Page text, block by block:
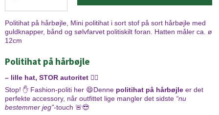
Politihat på hårbøjle, Mini politihat i sort stof på sort hårbøjle med
guldknapper, bånd og sølvfarvet politiskilt foran. Hatten måler ca. ø
12cm
Politihat på hårbøjle
– lille hat, STOR autoritet 👮‍♀️
Stop! ✋ Fashion-politi her 😄Denne politihat på hårbøjle er det
perfekte accessory, når outfittet lige mangler det sidste “nu
bestemmer jeg”-touch 🚨😎